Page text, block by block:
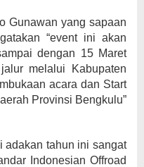
Gunawan yang sapaan
“event ini akan
dengan 15 Maret
melalui Kabupaten
acara dan Start
Provinsi Bengkulu”
adakan tahun ini sangat
Indonesian Offroad